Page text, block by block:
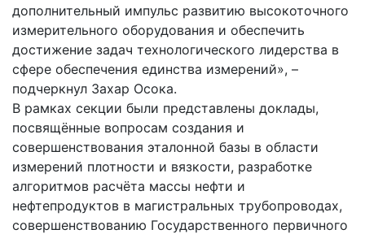
дополнительный импульс развитию высокоточного
измерительного оборудования и обеспечить
достижение задач технологического лидерства в
сфере обеспечения единства измерений», –
подчеркнул Захар Осока.
В рамках секции были представлены доклады,
посвящённые вопросам создания и
совершенствования эталонной базы в области
измерений плотности и вязкости, разработке
алгоритмов расчёта массы нефти и
нефтепродуктов в магистральных трубопроводах,
совершенствованию Государственного первичного